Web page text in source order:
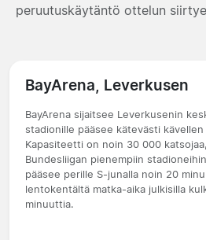
peruutuskäytäntö ottelun
BayArena, Leverkusen
BayArena sijaitsee Leverkusenin
stadionille pääsee kätevästi
Kapasiteetti on noin 30 000
Bundesliigan pienempiin
pääsee perille S-junalla noin 20
lentokentältä matka-aika julkisilla
minuuttia.